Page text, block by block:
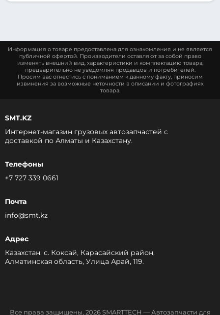
Информация о товаре предоставлена для ознакомления и не является
публичной офертой. Производители оставляют за собой право
изменять внешний вид, характеристики и комплектацию товара,
предварительно не уведомляя продавцов и потребителей.
Просим вас отнестись с пониманием к данному факту, приносим
извинения за возможные неточности в описании и фотографиях
товара.
SMT.KZ
Интернет-магазин грузовых автозапчастей c
доставкой по Алматы и Казахстану.
Телефоны
+7 727 339 0661
Почта
info@smt.kz
Адрес
Казахстан. с. Коксай, Карасайский район,
Алматинская область, Улица Арай, 119.
Все права защищены, 2026 SMARTTECH — Автозапчасти для